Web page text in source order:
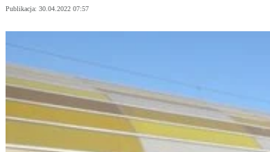
Publikacja: 30.04.2022 07:57